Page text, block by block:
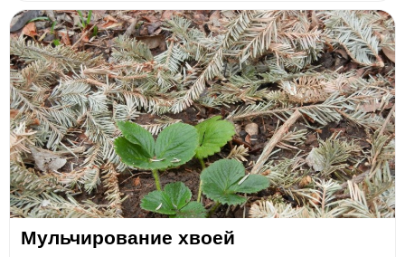
​Мульчирование хвоей